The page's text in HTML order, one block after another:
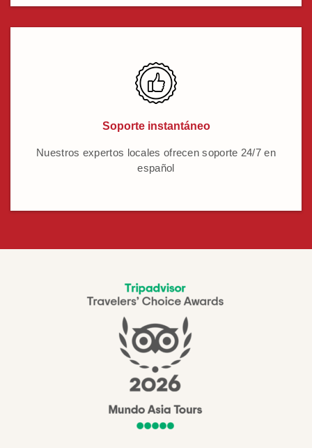
Soporte instantáneo
Nuestros expertos locales ofrecen soporte 24/7 en
español